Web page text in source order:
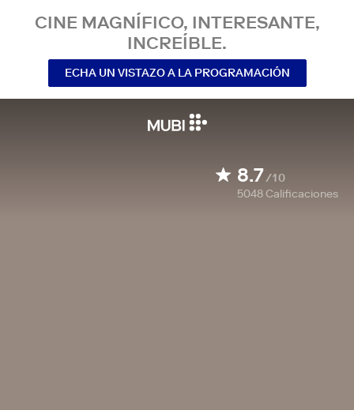
CINE MAGNÍFICO, INTERESANTE,
INCREÍBLE.
ECHA UN VISTAZO A LA PROGRAMACIÓN
8.7/10
5048Calificaciones